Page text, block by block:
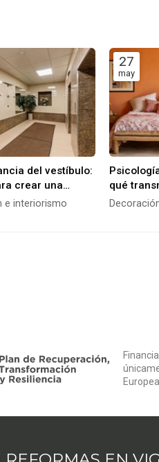
del vestíbulo:
crear una
e interiorismo
27
may
qué
cómo